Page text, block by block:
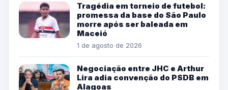
Tragédia em torneio de futebol:
promessa da base do São Paulo
morre após ser baleada em
Maceió
1 de agosto de 2026
Negociação entre JHC e Arthur
Lira adia convenção do PSDB em
Alagoas